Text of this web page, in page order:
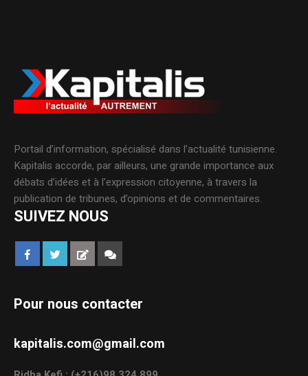
Portail d’information, spécialisé dans l’actualité tunisienne.
Kapitalis accorde, par ailleurs, une grande importance aux
débats d’idées et à l’expression citoyenne, à travers la
publication de tribunes, d’opinions et de commentaires.
SUIVEZ NOUS
Pour nous contacter
kapitalis.com@gmail.com